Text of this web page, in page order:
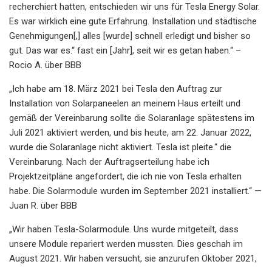
recherchiert hatten, entschieden wir uns für Tesla Energy Solar.
Es war wirklich eine gute Erfahrung. Installation und städtische
Genehmigungen[,] alles [wurde] schnell erledigt und bisher so
gut. Das war es.“ fast ein [Jahr], seit wir es getan haben.“ –
Rocio A. über BBB
„Ich habe am 18. März 2021 bei Tesla den Auftrag zur
Installation von Solarpaneelen an meinem Haus erteilt und
gemäß der Vereinbarung sollte die Solaranlage spätestens im
Juli 2021 aktiviert werden, und bis heute, am 22. Januar 2022,
wurde die Solaranlage nicht aktiviert. Tesla ist pleite.“ die
Vereinbarung. Nach der Auftragserteilung habe ich
Projektzeitpläne angefordert, die ich nie von Tesla erhalten
habe. Die Solarmodule wurden im September 2021 installiert.“ —
Juan R. über BBB
„Wir haben Tesla-Solarmodule. Uns wurde mitgeteilt, dass
unsere Module repariert werden mussten. Dies geschah im
August 2021. Wir haben versucht, sie anzurufen Oktober 2021,